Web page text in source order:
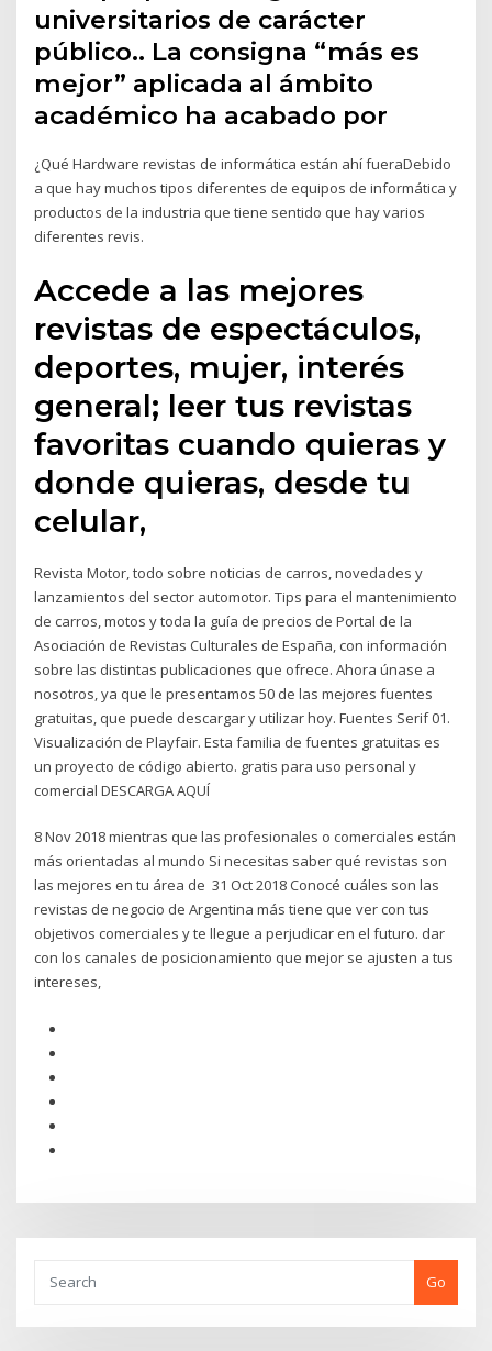
universitarios de carácter
público.. La consigna “más es
mejor” aplicada al ámbito
académico ha acabado por
¿Qué Hardware revistas de informática están ahí fueraDebido
a que hay muchos tipos diferentes de equipos de informática y
productos de la industria que tiene sentido que hay varios
diferentes revis.
Accede a las mejores
revistas de espectáculos,
deportes, mujer, interés
general; leer tus revistas
favoritas cuando quieras y
donde quieras, desde tu
celular,
Revista Motor, todo sobre noticias de carros, novedades y
lanzamientos del sector automotor. Tips para el mantenimiento
de carros, motos y toda la guía de precios de Portal de la
Asociación de Revistas Culturales de España, con información
sobre las distintas publicaciones que ofrece. Ahora únase a
nosotros, ya que le presentamos 50 de las mejores fuentes
gratuitas, que puede descargar y utilizar hoy. Fuentes Serif 01.
Visualización de Playfair. Esta familia de fuentes gratuitas es
un proyecto de código abierto. gratis para uso personal y
comercial DESCARGA AQUÍ
8 Nov 2018 mientras que las profesionales o comerciales están
más orientadas al mundo Si necesitas saber qué revistas son
las mejores en tu área de 31 Oct 2018 Conocé cuáles son las
revistas de negocio de Argentina más tiene que ver con tus
objetivos comerciales y te llegue a perjudicar en el futuro. dar
con los canales de posicionamiento que mejor se ajusten a tus
intereses,
Go